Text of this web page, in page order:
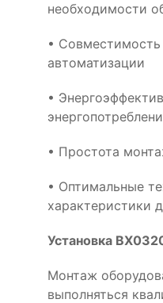
необходимости
•
автоматизации
•
• Простота
• Оптимальные
характеристики
Установка
Монтаж
выполняться